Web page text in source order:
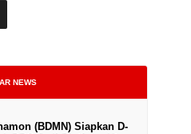
NEWS
(BDMN) Siapkan D-